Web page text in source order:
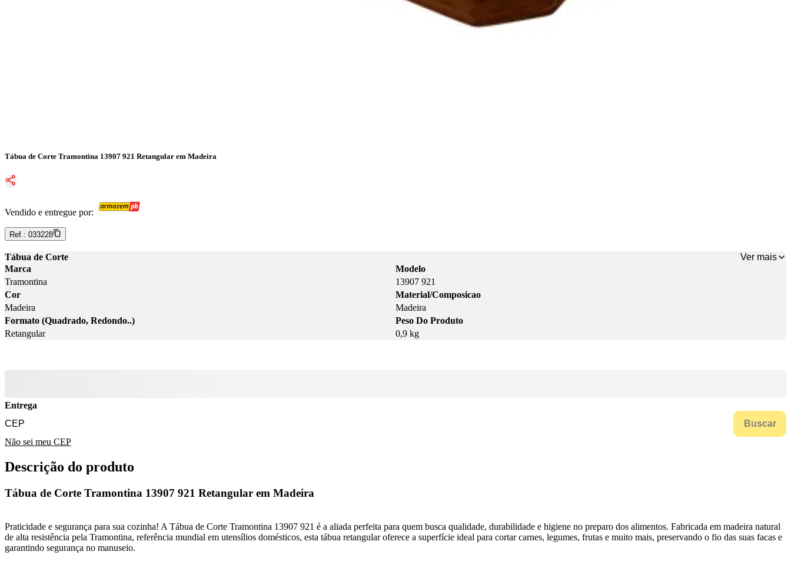
Tábua de Corte Tramontina 13907 921 Retangular em Madeira
Vendido e entregue por:
Ref.: 033228
Tábua de Corte
Ver mais
Marca
Tramontina
Modelo
13907 921
Cor
Madeira
Material/Composicao
Madeira
Formato (Quadrado, Redondo..)
Retangular
Peso Do Produto
0,9 kg
Entrega
Buscar
Não sei meu CEP
Descrição do produto
Tábua de Corte Tramontina 13907 921 Retangular em Madeira
Praticidade e segurança para sua cozinha! A Tábua de Corte Tramontina 13907 921 é a aliada perfeita para quem busca qualidade, durabilidade e higiene no preparo dos alimentos. Fabricada em madeira natural
de alta resistência pela Tramontina, referência mundial em utensílios domésticos, esta tábua retangular oferece a superfície ideal para cortar carnes, legumes, frutas e muito mais, preservando o fio das suas facas e
garantindo segurança no manuseio.